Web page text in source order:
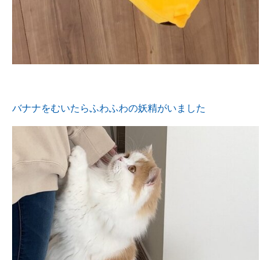
バナナをむいたらふわふわの妖精がいました